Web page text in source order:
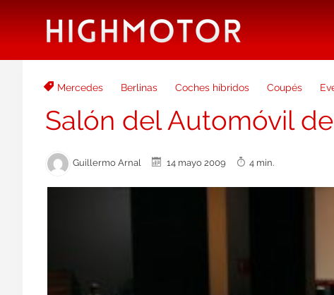
Mercedes Berlinas Coches híbridos Coupés
Salón del Automóvil
Guillermo Arnal 14 mayo 2009 4 min.